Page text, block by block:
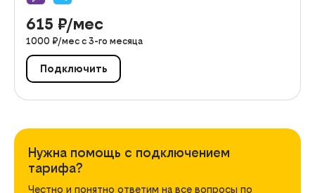
615 ₽/мес
1000 ₽/мес с 3-го месяца
Подключить
Нужна помощь с подключением
тарифа?
Честно и понятно ответим на все вопросы по